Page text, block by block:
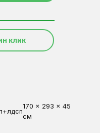
клик
170 x 293 x 45
см